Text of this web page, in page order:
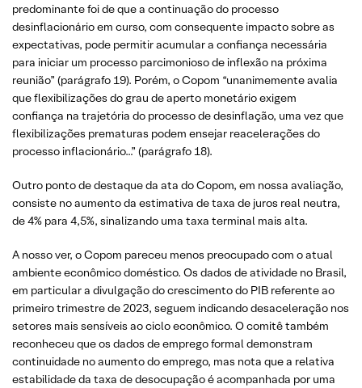
predominante foi de que a continuação do processo
desinflacionário em curso, com consequente impacto sobre as
expectativas, pode permitir acumular a confiança necessária
para iniciar um processo parcimonioso de inflexão na próxima
reunião” (parágrafo 19). Porém, o Copom “unanimemente avalia
que flexibilizações do grau de aperto monetário exigem
confiança na trajetória do processo de desinflação, uma vez que
flexibilizações prematuras podem ensejar reacelerações do
processo inflacionário…” (parágrafo 18).
Outro ponto de destaque da ata do Copom, em nossa avaliação,
consiste no aumento da estimativa de taxa de juros real neutra,
de 4% para 4,5%, sinalizando uma taxa terminal mais alta.
A nosso ver, o Copom pareceu menos preocupado com o atual
ambiente econômico doméstico. Os dados de atividade no Brasil,
em particular a divulgação do crescimento do PIB referente ao
primeiro trimestre de 2023, seguem indicando desaceleração nos
setores mais sensíveis ao ciclo econômico. O comitê também
reconheceu que os dados de emprego formal demonstram
continuidade no aumento do emprego, mas nota que a relativa
estabilidade da taxa de desocupação é acompanhada por uma